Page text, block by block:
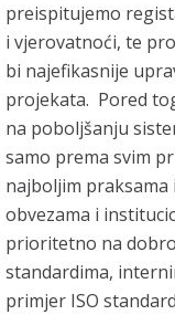
preispitujemo
i vjerovatnoći, te
bi najefikasnije
projekata. Pored
na poboljšanju
samo prema svim
najboljim
obvezama i
prioritetno na
standardima,
primjer ISO